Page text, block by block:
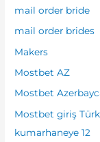
mail order bride
mail order brides
Makers
Mostbet AZ
Mostbet
Mostbet giriş
kumarhaneye 12